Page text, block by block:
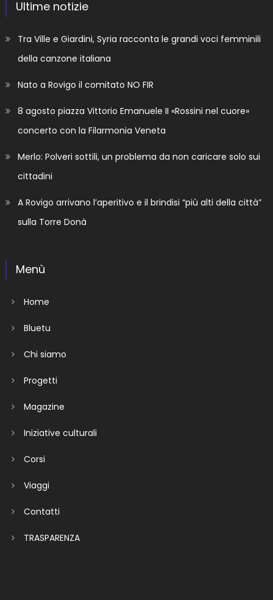
Ultime notizie
Tra Ville e Giardini, Syria racconta le grandi voci femminili
della canzone italiana
Nato a Rovigo il comitato NO FIR
8 agosto piazza Vittorio Emanuele II «Rossini nel cuore»
concerto con la Filarmonia Veneta
Merlo: Polveri sottili, un problema da non caricare solo sui
cittadini
A Rovigo arrivano l’aperitivo e il brindisi “più alti della città”
sulla Torre Donà
Menù
Home
Bluetu
Chi siamo
Progetti
Magazine
Iniziative culturali
Corsi
Viaggi
Contatti
TRASPARENZA